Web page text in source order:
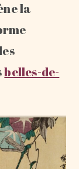
la
belles-de-